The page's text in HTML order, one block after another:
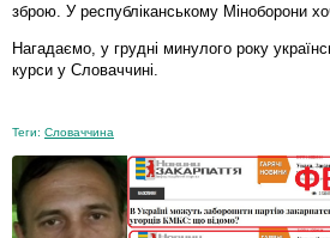
зброю. У республіканському Міноборони
Нагадаємо, у грудні минулого року
курси у Словаччині.
Теги: Словаччина